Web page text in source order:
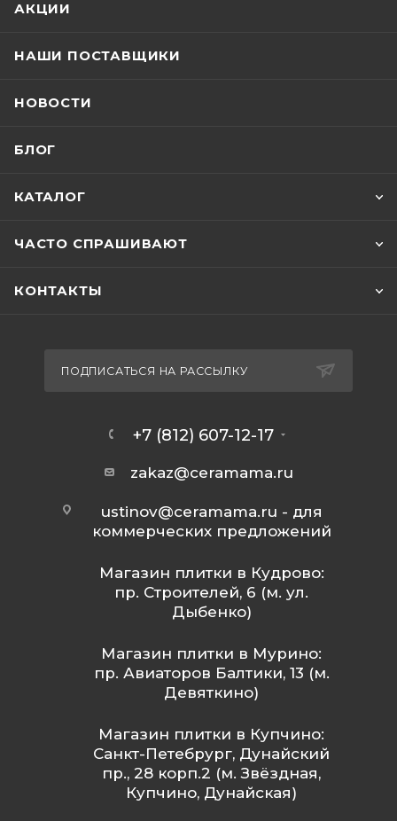
АКЦИИ
НАШИ ПОСТАВЩИКИ
НОВОСТИ
БЛОГ
КАТАЛОГ
ЧАСТО СПРАШИВАЮТ
КОНТАКТЫ
ПОДПИСАТЬСЯ НА РАССЫЛКУ
+7 (812) 607-12-17
zakaz@ceramama.ru
ustinov@ceramama.ru - для
коммерческих предложений
Магазин плитки в Кудрово:
пр. Строителей, 6 (м. ул.
Дыбенко)
Магазин плитки в Мурино:
пр. Авиаторов Балтики, 13 (м.
Девяткино)
Магазин плитки в Купчино:
Санкт-Петебрург, Дунайский
пр., 28 корп.2 (м. Звёздная,
Купчино, Дунайская)